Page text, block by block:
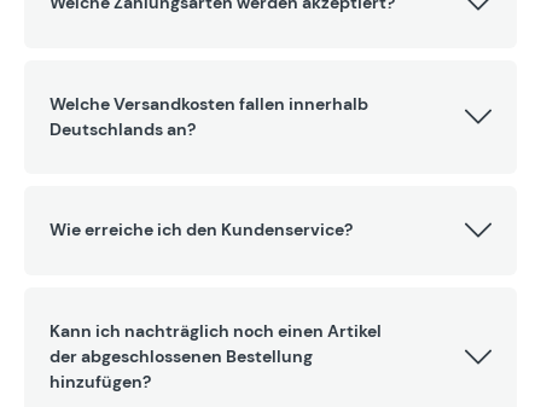
Welche Versandkosten fallen innerhalb
Deutschlands an?
Wie erreiche ich den Kundenservice?
Kann ich nachträglich noch einen Artikel
der abgeschlossenen Bestellung
hinzufügen?